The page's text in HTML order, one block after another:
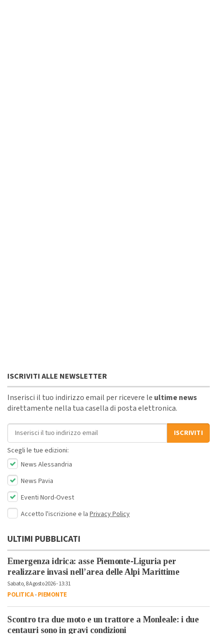
ISCRIVITI ALLE NEWSLETTER
Inserisci il tuo indirizzo email per ricevere le ultime news
direttamente nella tua casella di posta elettronica.
Indirizzo email
ISCRIVITI
Scegli le tue edizioni:
News Alessandria
News Pavia
Eventi Nord-Ovest
Accetto l'iscrizione e la Privacy Policy
ULTIMI PUBBLICATI
Emergenza idrica: asse Piemonte-Liguria per
realizzare invasi nell’area delle Alpi Marittime
Sabato, 8 Agosto 2026 - 13:31
POLITICA-PIEMONTE
Scontro tra due moto e un trattore a Monleale: i due
centauri sono in gravi condizioni